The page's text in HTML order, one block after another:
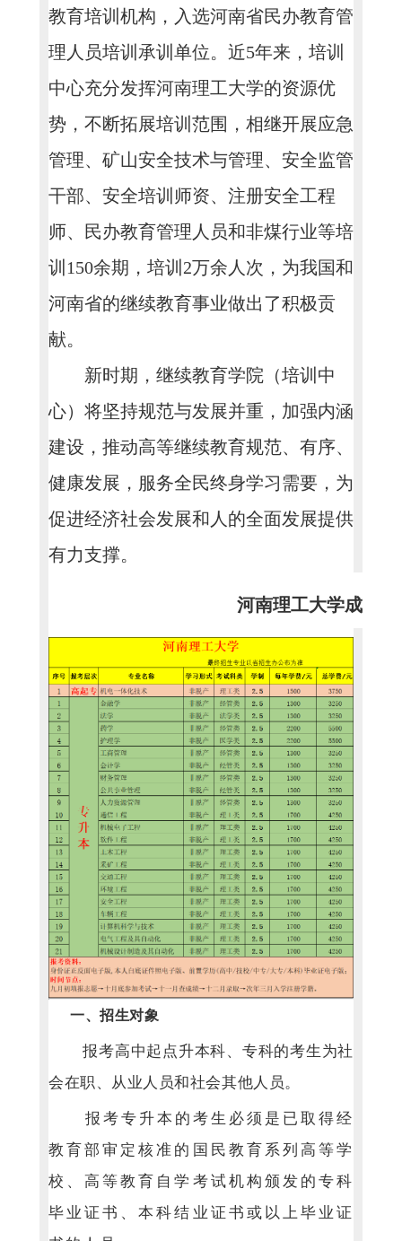
教育培训机构，入选河南省民办教育管
理人员培训承训单位。近5年来，培训
中心充分发挥河南理工大学的资源优
势，不断拓展培训范围，相继开展应急
管理、矿山安全技术与管理、安全监管
干部、安全培训师资、注册安全工程
师、民办教育管理人员和非煤行业等培
训150余期，培训2万余人次，为我国和
河南省的继续教育事业做出了积极贡
献。
新时期，继续教育学院（培训中
心）将坚持规范与发展并重，加强内涵
建设，推动高等继续教育规范、有序、
健康发展，服务全民终身学习需要，为
促进经济社会发展和人的全面发展提供
有力支撑。
河南理工大学成人
一、招生对象
报考高中起点升本科、专科的考生为社
会在职、从业人员和社会其他人员。
报考专升本的考生必须是已取得经
教育部审定核准的国民教育系列高等学
校、高等教育自学考试机构颁发的专科
毕业证书、本科结业证书或以上毕业证